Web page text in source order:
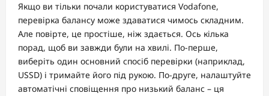
Якщо ви тільки почали користуватися Vodafone,
перевірка балансу може здаватися чимось складним.
Але повірте, це простіше, ніж здається. Ось кілька
порад, щоб ви завжди були на хвилі. По-перше,
виберіть один основний спосіб перевірки (наприклад,
USSD) і тримайте його під рукою. По-друге, налаштуйте
автоматічні сповіщення про низький баланс – ця